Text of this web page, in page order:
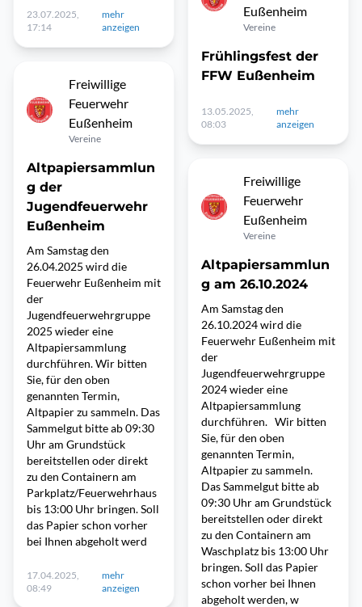
23.07.2025,
17:14
mehr
anzeigen
Freiwillige
Feuerwehr
Eußenheim
Vereine
Altpapiersammlun
g der
Jugendfeuerwehr
Eußenheim
Am Samstag den
26.04.2025 wird die
Feuerwehr Eußenheim mit
der
Jugendfeuerwehrgruppe
2025 wieder eine
Altpapiersammlung
durchführen. Wir bitten
Sie, für den oben
genannten Termin,
Altpapier zu sammeln. Das
Sammelgut bitte ab 09:30
Uhr am Grundstück
bereitstellen oder direkt
zu den Containern am
Parkplatz/Feuerwehrhaus
bis 13:00 Uhr bringen. Soll
das Papier schon vorher
bei Ihnen abgeholt werd
17.04.2025,
08:49
mehr
anzeigen
Eußenheim
Vereine
Frühlingsfest der
FFW Eußenheim
13.05.2025,
08:03
mehr
anzeigen
Freiwillige
Feuerwehr
Eußenheim
Vereine
Altpapiersammlun
g am 26.10.2024
Am Samstag den
26.10.2024 wird die
Feuerwehr Eußenheim mit
der
Jugendfeuerwehrgruppe
2024 wieder eine
Altpapiersammlung
durchführen. Wir bitten
Sie, für den oben
genannten Termin,
Altpapier zu sammeln.
Das Sammelgut bitte ab
09:30 Uhr am Grundstück
bereitstellen oder direkt
zu den Containern am
Waschplatz bis 13:00 Uhr
bringen. Soll das Papier
schon vorher bei Ihnen
abgeholt werden, w